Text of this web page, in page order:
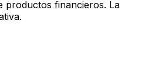
productos financieros. La